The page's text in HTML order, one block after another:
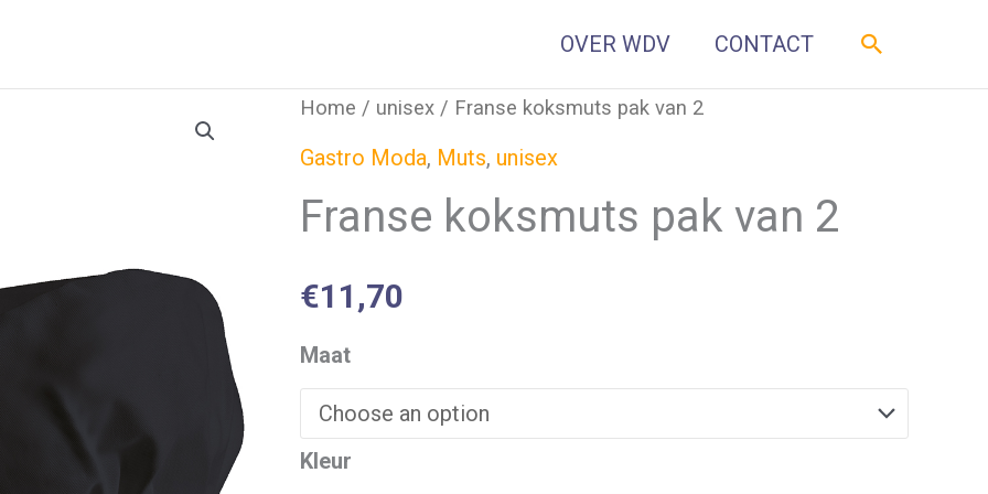
OVER WDV CONTACT Zoeken
Home / unisex / Franse koksmuts pak van 2
Gastro Moda, Muts, unisex
Franse koksmuts pak van 2
€11,70
Maat
Kleur